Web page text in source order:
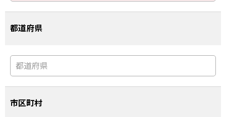
都道府県
市区町村